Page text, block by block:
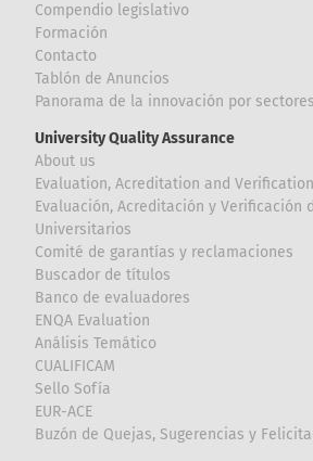
Compendio legislativo
Formación
Contacto
Tablón de Anuncios
Panorama de la innovación por
University Quality Assurance
About us
Evaluation, Acreditation and Verification
Evaluación, Acreditación y Verificación
Universitarios
Comité de garantías y reclamaciones
Buscador de títulos
Banco de evaluadores
ENQA Evaluation
Análisis Temático
CUALIFICAM
Sello Sofía
EUR-ACE
Buzón de Quejas, Sugerencias y